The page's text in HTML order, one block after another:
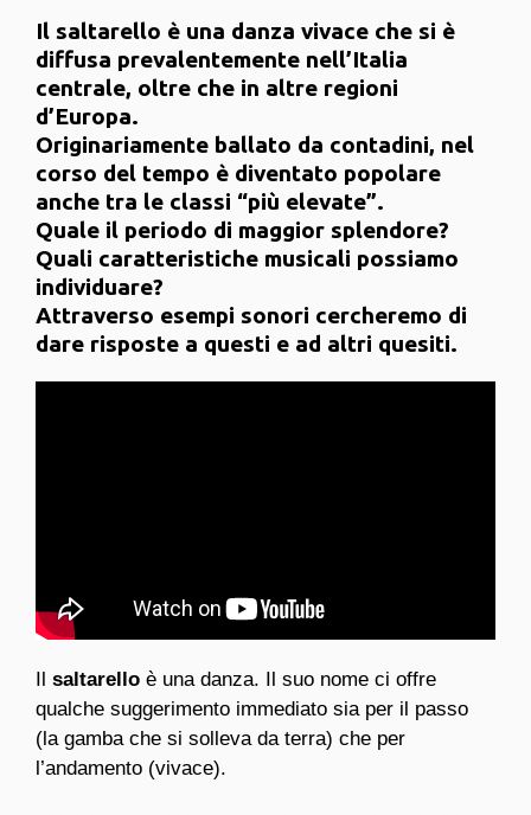
Il saltarello è una danza vivace che si è
diffusa prevalentemente nell’Italia
centrale, oltre che in altre regioni
d’Europa.
Originariamente ballato da contadini, nel
corso del tempo è diventato popolare
anche tra le classi “più elevate”.
Quale il periodo di maggior splendore?
Quali caratteristiche musicali possiamo
individuare?
Attraverso esempi sonori cercheremo di
dare risposte a questi e ad altri quesiti.
Il saltarello è una danza. Il suo nome ci offre
qualche suggerimento immediato sia per il passo
(la gamba che si solleva da terra) che per
l’andamento (vivace).